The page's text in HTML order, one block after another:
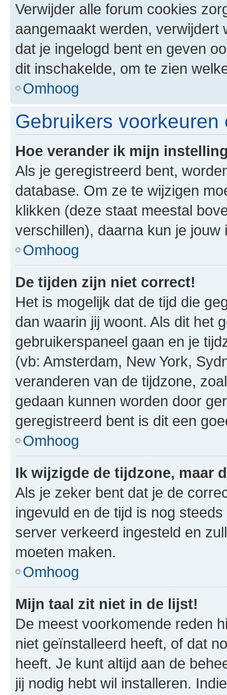
Verwijder alle forum cookies
aangemaakt werden,
dat je ingelogd bent en geven
dit inschakelde, om te zien
Omhoog
Gebruikers voorkeuren
Hoe verander ik mijn
Als je geregistreerd bent,
database. Om ze te wijzigen
klikken (deze staat meestal
verschillen), daarna kun je jouw
Omhoog
De tijden zijn niet correct!
Het is mogelijk dat de tijd die
dan waarin jij woont. Als dit het
gebruikerspaneel gaan en je
(vb: Amsterdam, New York,
veranderen van de tijdzone,
gedaan kunnen worden door
geregistreerd bent is dit een
Omhoog
Ik wijzigde de tijdzone, maar
Als je zeker bent dat je de
ingevuld en de tijd is nog
server verkeerd ingesteld en
moeten maken.
Omhoog
Mijn taal zit niet in de lijst!
De meest voorkomende reden
niet geïnstalleerd heeft, of dat
heeft. Je kunt altijd aan de
jij nodig hebt wil installeren.